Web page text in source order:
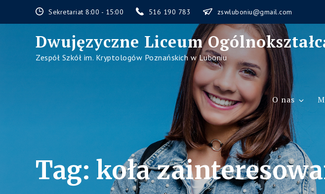
Sekretariat 8:00 - 15:00 516 190 783 zswluboniu@gmail.com
Dwujęzyczne Liceum
Zespół Szkół im. Kryptologów Poznańskich w Luboniu
O nas
Tag: koła